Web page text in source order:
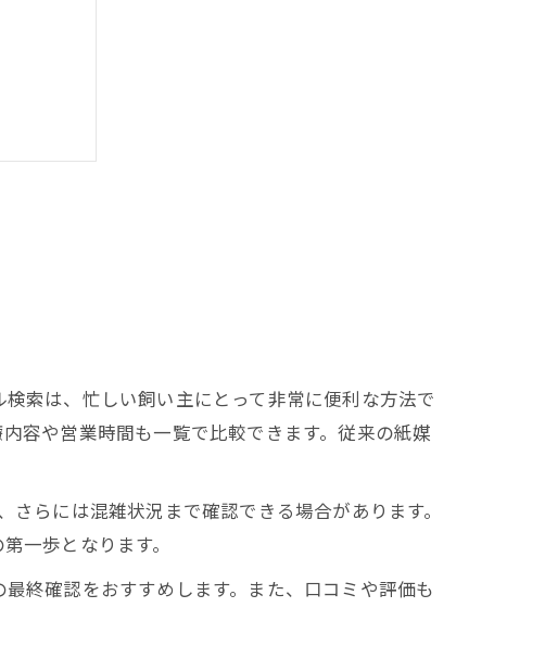
法
法
索は、忙しい飼い主にとって非常に便利な方法で
容や営業時間も一覧で比較できます。従来の紙媒
らには混雑状況まで確認できる場合があります。
一歩となります。
終確認をおすすめします。また、口コミや評価も